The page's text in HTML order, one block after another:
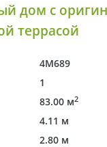
дом с
террасой
4M689
1
83.00 м2
4.11 м
2.80 м